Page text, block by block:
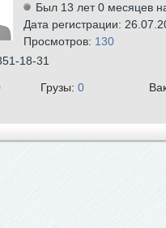
Был 13 лет 0 месяцев
Дата регистрации:
Просмотров: 130
18-31
Грузы: 0